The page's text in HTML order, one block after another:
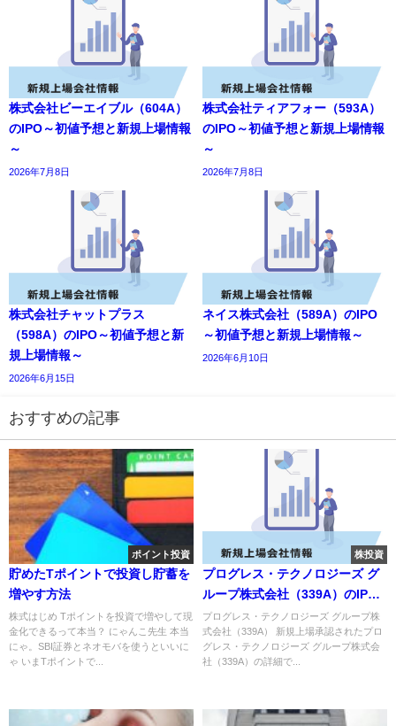
株式会社ビーエイブル（604A）
のIPO～初値予想と新規上場情報
～
2026年7月8日
株式会社ティアフォー（593A）
のIPO～初値予想と新規上場情報
～
2026年7月8日
株式会社チャットプラス
（598A）のIPO～初値予想と新
規上場情報～
2026年6月15日
ネイス株式会社（589A）のIPO
～初値予想と新規上場情報～
2026年6月10日
おすすめの記事
ポイント投資
貯めたTポイントで投資し貯蓄を
増やす方法
株式はじめ Tポイントを投資で増やして現
金化できるって本当？ にゃんこ先生 本当
にゃ。SBI証券とネオモバを使うといいに
ゃ いまTポイントで...
株投資
プログレス・テクノロジーズ グ
ループ株式会社（339A）のIPO
～初値予想と新規上場情報～
プログレス・テクノロジーズ グループ株
式会社（339A） 新規上場承認されたプロ
グレス・テクノロジーズ グループ株式会
社（339A）の詳細で...